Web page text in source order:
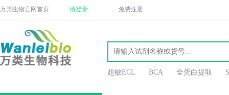
万类生物官网首页 请登录 免费注册
超敏ECL BCA 全蛋白提取